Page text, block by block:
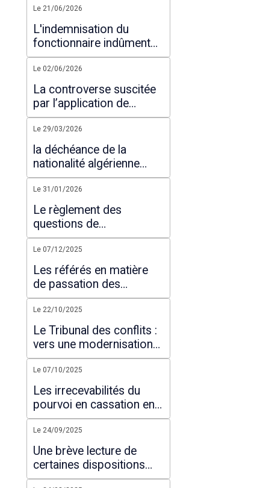
Le 21/06/2026
L'indemnisation du
fonctionnaire indûment
suspendu de ses
fonctions : commentaire
d'un arrêt du Conseil
d'Etat
Le 02/06/2026
La controverse suscitée
par l’application de
l’article 200 alinéa 7 de
l’ordonnance du 10 mars
2021
Le 29/03/2026
la déchéance de la
nationalité algérienne
dans la nouvelle loi
modificative de 2026
Le 31/01/2026
Le règlement des
questions de
compétence au sein de
l’ordre judiciaire
administratif : La
nécessaire réforme
Le 07/12/2025
Les référés en matière
de passation des
marchés publics : Référé
précontractuel et référé
contractuel
Le 22/10/2025
Le Tribunal des conflits :
vers une modernisation
de la gestion des
compétences
juridictionnelles
Le 07/10/2025
Les irrecevabilités du
pourvoi en cassation en
matière pénale à la
lumière de la directive de
la Cour suprême portant
filtrage des pourvois.
Le 24/09/2025
Une brève lecture de
certaines dispositions
inédites du nouveau code